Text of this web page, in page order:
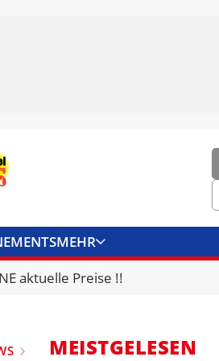
MEHR
KONTAKT
aktuelle Preise !!
MEISTGELESEN